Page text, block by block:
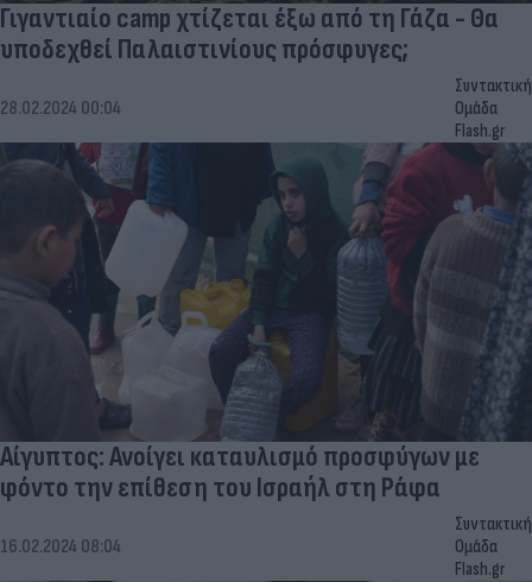
Γιγαντιαίο camp χτίζεται έξω από τη Γάζα - Θα
υποδεχθεί Παλαιστινίους πρόσφυγες;
28.02.2024 00:04
Συντακτική
Ομάδα
Flash.gr
Αίγυπτος: Ανοίγει καταυλισμό προσφύγων με
φόντο την επίθεση του Ισραήλ στη Ράφα
16.02.2024 08:04
Συντακτική
Ομάδα
Flash.gr